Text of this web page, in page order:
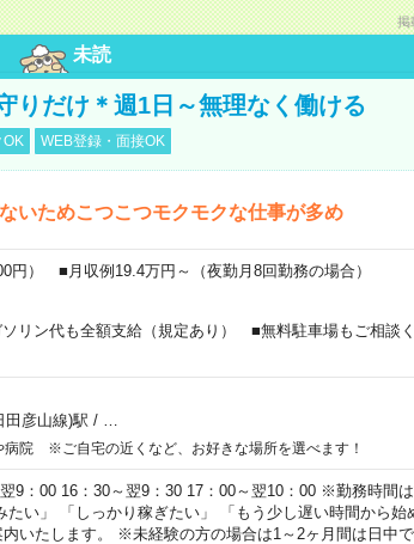
掲
未読
りだけ＊週1日～無理なく働ける
OK WEB登録・面接OK
いためこつこつモクモクな仕事が多め
円） ■月収例19.4万円～（夜勤月8回勤務の場合）
リン代も全額支給（規定あり） ■無料駐車場もご相談
田彦山線)駅 /
病院 ※ご自宅の近くなど、お好きな場所を選べます！
9：00 16：30～翌9：30 17：00～翌10：00 ※勤務時間
たい」 「しっかり稼ぎたい」 「もう少し遅い時間から始
内いたします。 ※未経験の方の場合は1～2ヶ月間は日中